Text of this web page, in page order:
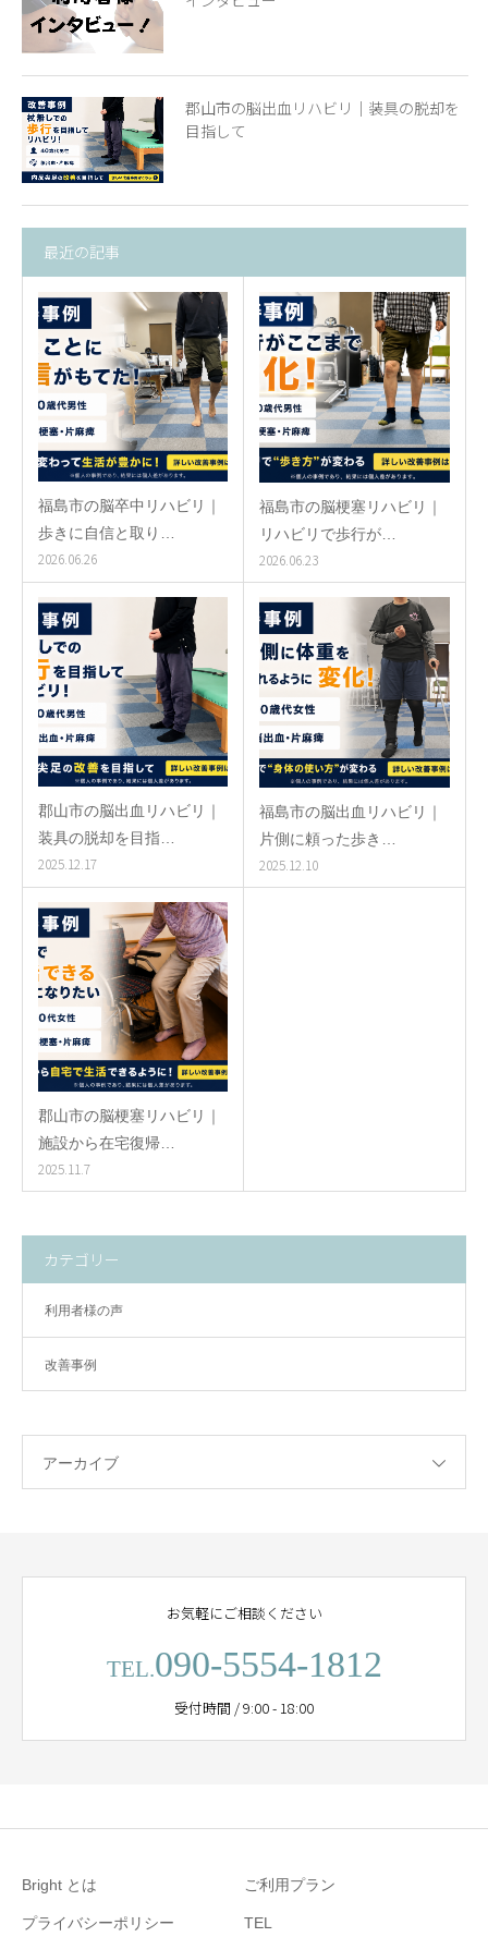
郡山市の脳出血リハビリ｜装具の脱却を
目指して
最近の記事
福島市の脳卒中リハビリ｜
歩きに自信と取り…
2026.06.26
福島市の脳梗塞リハビリ｜
リハビリで歩行が…
2026.06.23
郡山市の脳出血リハビリ｜
装具の脱却を目指…
2025.12.17
福島市の脳出血リハビリ｜
片側に頼った歩き…
2025.12.10
郡山市の脳梗塞リハビリ｜
施設から在宅復帰…
2025.11.7
カテゴリー
利用者様の声
改善事例
アーカイブ
お気軽にご相談ください
TEL.090-5554-1812
受付時間 / 9:00 - 18:00
Bright とは ご利用プラン
プライバシーポリシー TEL